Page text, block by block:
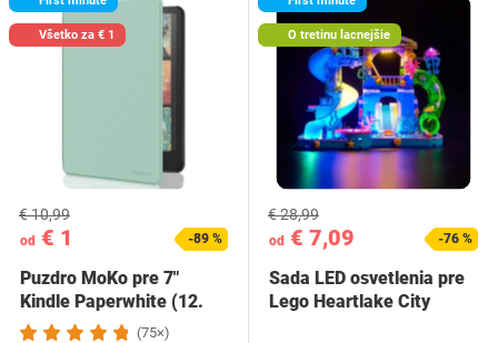
Všetko za € 1
od € 1
€ 10,99
-89 %
Puzdro MoKo pre 7"
Kindle Paperwhite (12.
generácia-2024) a…
(75×)
O tretinu lacnejšie
od € 7,09
€ 28,99
-76 %
Sada LED osvetlenia pre
Lego Heartlake City